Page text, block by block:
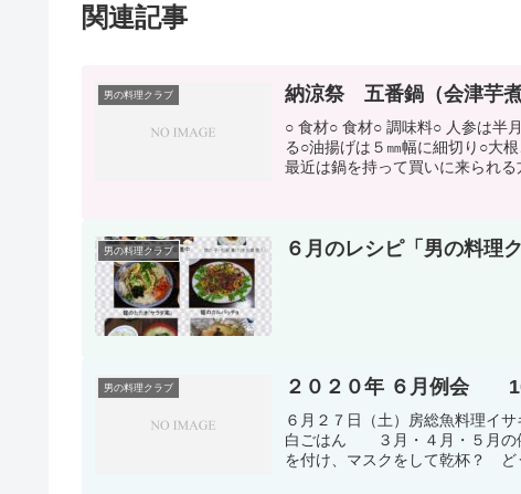
関連記事
男の料理クラブ 納涼祭 五番鍋（会津芋煮
○ 食材○ 食材○ 調味料○ 人参は半
る○油揚げは５㎜幅に細切り○大
最近は鍋を持って買いに来られる
男の料理クラブ ６月のレシピ「男の料理
男の料理クラブ ２０２０年 ６月例会
６月２７日（土）房総魚料
白ごはん ３月・４月・５月の
を付け、マスクをして乾杯？ ど